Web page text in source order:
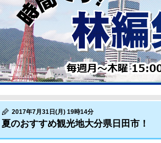
2017年7月31日(月) 19時14分
夏のおすすめ観光地大分県日田市！